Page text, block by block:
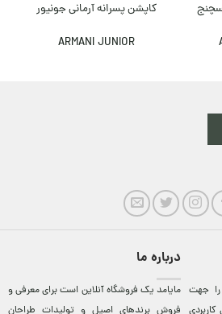
کاپشن پسرانه آرمانی جونیور
ARMANI JUNIOR
را جهت
درباره ما
مایامد يک فروشگاه آنلاين است برای معرفی و
فروش برندهای اصيل و توليدات طراحان